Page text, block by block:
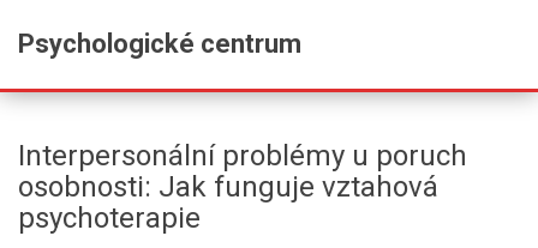
Psychologické centrum
Interpersonální problémy u poruch
osobnosti: Jak funguje vztahová
psychoterapie